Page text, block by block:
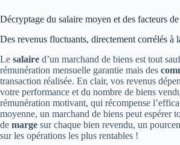
Décryptage du salaire moyen et des facteurs
Des revenus fluctuants, directement corrélés à
Le salaire d’un marchand de biens est tout
rémunération mensuelle garantie mais des
transaction réalisée. En clair, vos revenus
votre performance et du nombre de biens
rémunération motivant, qui récompense
moyenne, un marchand de biens peut espérer
de marge sur chaque bien revendu, un
sur les opérations les plus rentables !